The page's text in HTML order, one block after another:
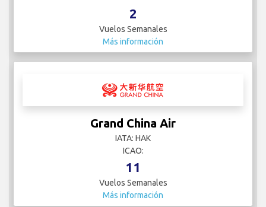
2
Vuelos Semanales
Más información
Grand China Air
IATA: HAK
ICAO:
11
Vuelos Semanales
Más información